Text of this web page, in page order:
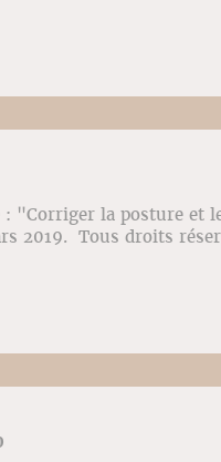
: "Corriger la posture et
2019. Tous droits